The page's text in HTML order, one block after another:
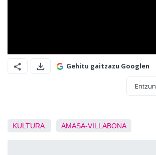
Gehitu gaitzazu Googlen
Entzun
KULTURA AMASA-VILLABONA